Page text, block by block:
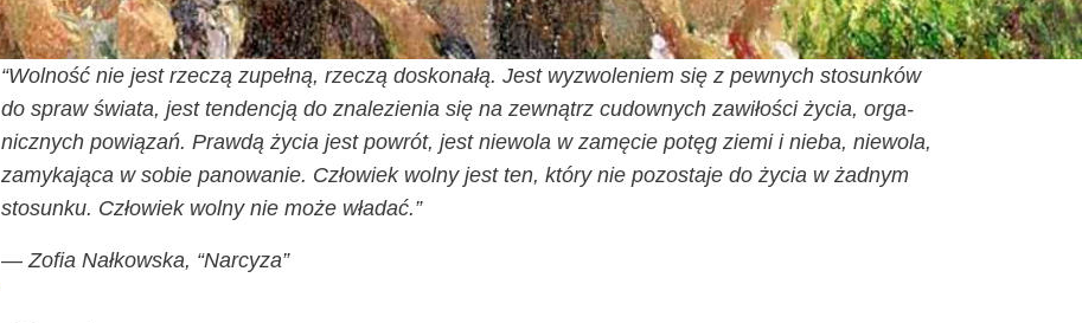
“Wol­ność nie jest rze­czą zupeł­ną, rze­czą dosko­na­łą. Jest wyzwo­le­niem się z pew­nych sto­sun­ków
do spraw świa­ta, jest ten­den­cją do zna­le­zie­nia się na zewnątrz cudow­nych zawi­ło­ści życia, orga­
nicz­nych powią­zań. Praw­dą życia jest powrót, jest nie­wo­la w zamę­cie potęg zie­mi i nie­ba, nie­wo­la,
zamy­ka­ją­ca w sobie pano­wa­nie. Czło­wiek wol­ny jest ten, któ­ry nie pozo­sta­je do życia w żad­nym
sto­sun­ku. Czło­wiek wol­ny nie może władać.”
— Zofia Nał­kow­ska, “Nar­cy­za”